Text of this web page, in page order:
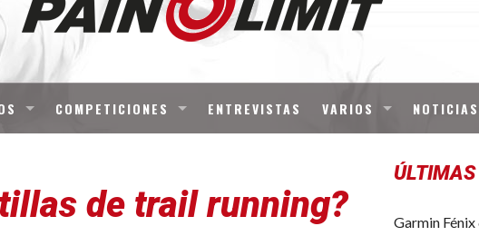
COMPETICIONES ENTREVISTAS VARIOS NOTICIAS
de trail running? Garmin Fénix